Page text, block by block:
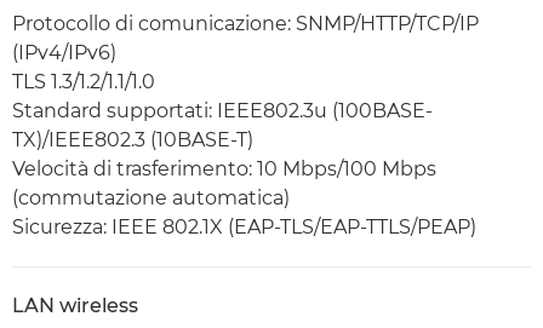
Protocollo di comunicazione: SNMP/HTTP/TCP/IP
(IPv4/IPv6)
TLS 1.3/1.2/1.1/1.0
Standard supportati: IEEE802.3u (100BASE-
TX)/IEEE802.3 (10BASE-T)
Velocità di trasferimento: 10 Mbps/100 Mbps
(commutazione automatica)
Sicurezza: IEEE 802.1X (EAP-TLS/EAP-TTLS/PEAP)
LAN wireless